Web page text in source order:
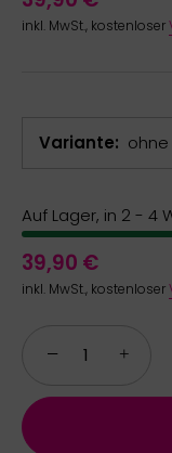
inkl. MwSt., kostenloser
Variante ohne
Auf Lager, in 2 - 4
39,90 €
inkl. MwSt., kostenloser
− +